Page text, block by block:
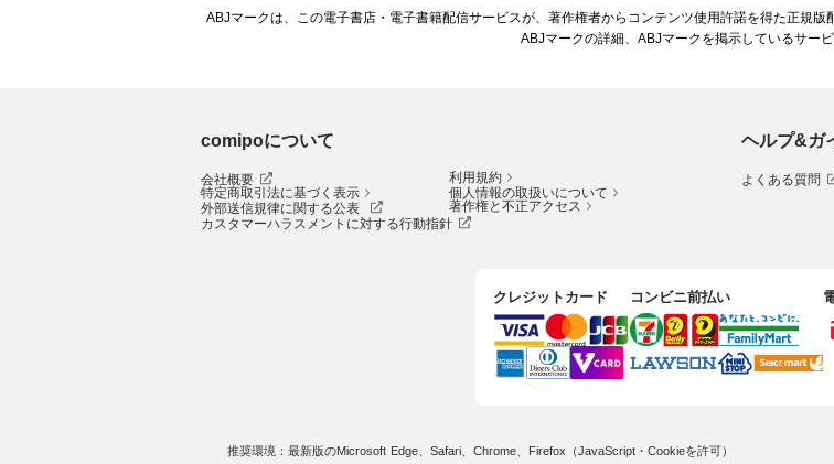
ABJマークは、この電子書店・電子書籍配信サービスが、著作権者からコンテンツ使用許諾を得た正規
ABJマークの詳細、ABJマークを掲示しているサー
comipoについて
会社概要
利用規約
特定商取引法に基づく表示
個人情報の取扱いについて
外部送信規律に関する公表
著作権と不正アクセス
カスタマーハラスメントに対する行動指針
ヘルプ&ガ
よくある質問
クレジットカード コンビニ前払い
推奨環境：最新版のMicrosoft Edge、Safari、Chrome、Firefox（JavaScript・Cookieを許可）